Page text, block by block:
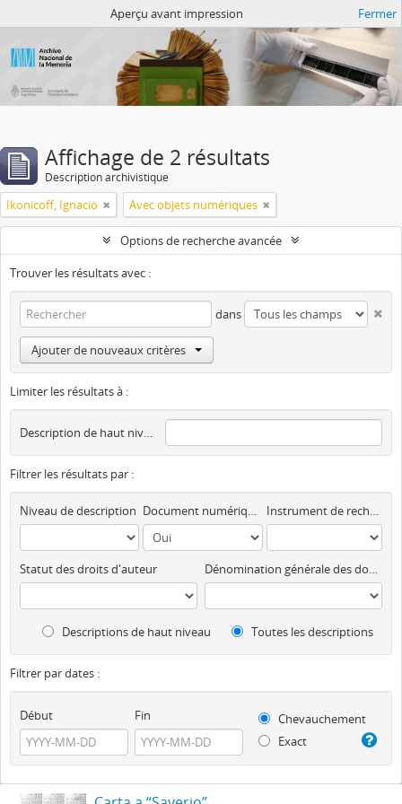
Aperçu avant impression Fermer
Affichage de 2 résultats
Description archivistique
Ikonicoff, Ignacio Avec objets numériques
Options de recherche avancée
Trouver les résultats avec :
dans
Ajouter de nouveaux critères
Limiter les résultats à :
Description de haut niveau
Filtrer les résultats par :
Niveau de description Document numérique disponible Instrument de recherche
Statut des droits d'auteur Dénomination générale des documents
Descriptions de haut niveau Toutes les descriptions
Filtrer par dates :
Début Fin
Chevauchement
Exact